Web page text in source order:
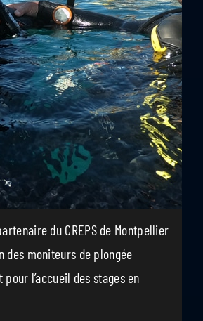
du CREPS de Montpellier
des moniteurs de plongée
l’accueil des stages en